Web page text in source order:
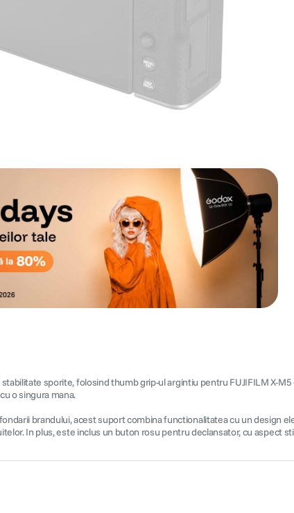
sporite, folosind thumb grip-ul argintiu pentru FUJIFILM X-
o singura mana.
brandului, acest suport combina functionalitatea cu un
In plus, este inclus un buton rosu pentru declansator, cu aspect